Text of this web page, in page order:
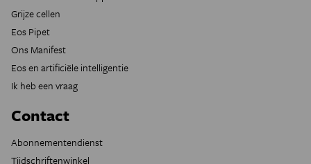
Grijze cellen
Eos Pipet
Ons Manifest
Eos en artificiële intelligentie
Ik heb een vraag
Contact
Abonnementendienst
Tijdschriftenwinkel